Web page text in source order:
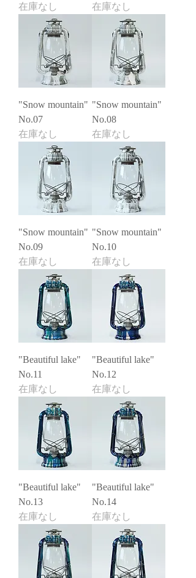
在庫なし
在庫なし
"Snow mountain"
No.07
在庫なし
"Snow mountain"
No.08
在庫なし
"Snow mountain"
No.09
在庫なし
"Snow mountain"
No.10
在庫なし
"Beautiful lake"
No.11
在庫なし
"Beautiful lake"
No.12
在庫なし
"Beautiful lake"
No.13
在庫なし
"Beautiful lake"
No.14
在庫なし